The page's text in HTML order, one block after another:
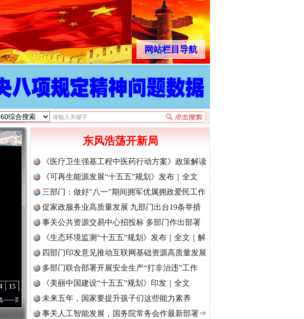
网站栏目导航
15
“纪”事⑧加强纪律..·[视频] 牢记初心使命 奋进复兴征程丨“转折之城”激荡..
东风浩荡开新局
《医疗卫生强基工程中医药行动方案》政策解读
《可再生能源发展“十五五”规划》发布｜全文
三部门：做好"八一"期间拥军优属拥政爱民工作
促家政服务业高质量发展 九部门出台19条举措
事关公共资源交易中心招投标 多部门作出部署
《生态环境监测“十五五”规划》发布｜全文｜解
读
四部门印发意见推动互联网基础资源高质量发展
多部门联合部署开展安全生产“打非治违”工作
《美丽中国建设“十五五”规划》印发｜全文
未来五年，国家要提升孩子们这些能力素养
事关人工智能发展，国务院常务会作最新部署⇒